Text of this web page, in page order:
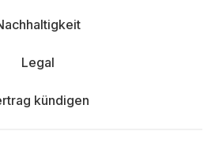
Legal
kündigen